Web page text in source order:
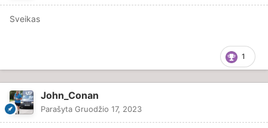
Sveikas
1
John_Conan
Parašyta Gruodžio 17, 2023